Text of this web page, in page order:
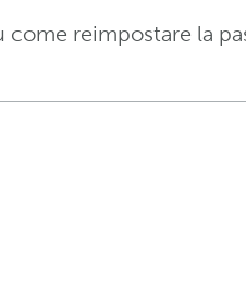
reimpostare la